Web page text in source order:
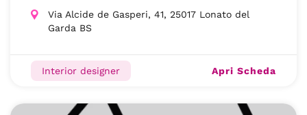
Via Alcide de Gasperi, 41, 25017 Lonato del
Garda BS
Interior designer Apri Scheda